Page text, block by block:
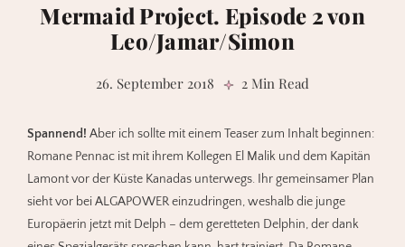
Mermaid Project. Episode 2 von
Leo/Jamar/Simon
26. September 2018 2 Min Read
Spannend! Aber ich sollte mit einem Teaser zum Inhalt beginnen:
Romane Pennac ist mit ihrem Kollegen El Malik und dem Kapitän
Lamont vor der Küste Kanadas unterwegs. Ihr gemeinsamer Plan
sieht vor bei ALGAPOWER einzudringen, weshalb die junge
Europäerin jetzt mit Delph – dem geretteten Delphin, der dank